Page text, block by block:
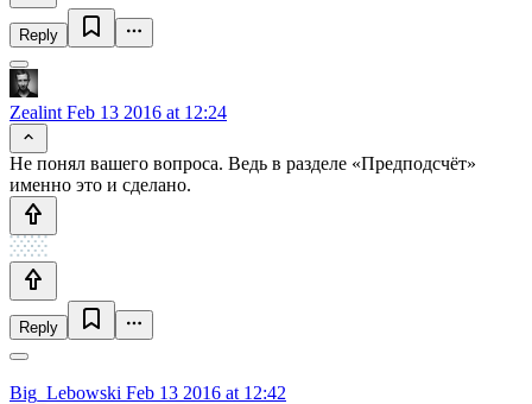
Reply
Zealint Feb 13 2016 at 12:24
Не понял вашего вопроса. Ведь в разделе «Предподсчёт»
именно это и сделано.
Reply
Big_Lebowski Feb 13 2016 at 12:42